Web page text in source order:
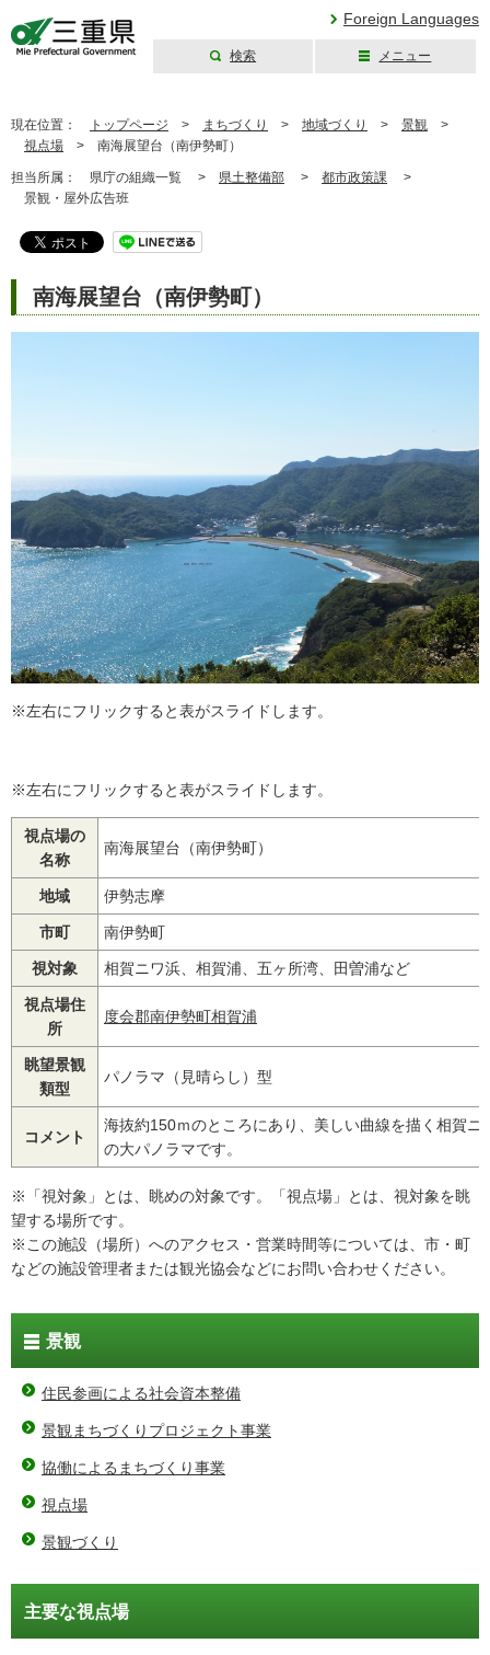
Foreign Languages
検索 メニュー
現在位置： トップページ > まちづくり > 地域づくり > 景観 >
視点場 > 南海展望台（南伊勢町）
担当所属： 県庁の組織一覧 > 県土整備部 > 都市政策課 >
景観・屋外広告班
南海展望台（南伊勢町）
※左右にフリックすると表がスライドします。
※左右にフリックすると表がスライドします。
視点場の
名称
南海展望台（南伊勢町）
地域 伊勢志摩
市町 南伊勢町
視対象 相賀ニワ浜、相賀浦、五ヶ所湾、田曽浦など
視点場住
所
度会郡南伊勢町相賀浦
眺望景観
類型
パノラマ（見晴らし）型
コメント
海抜約150ｍのところにあり、美しい曲線を描く相賀
の大パノラマです。
※「視対象」とは、眺めの対象です。「視点場」とは、視対象を眺
望する場所です。
※この施設（場所）へのアクセス・営業時間等については、市・町
などの施設管理者または観光協会などにお問い合わせください。
景観
住民参画による社会資本整備
景観まちづくりプロジェクト事業
協働によるまちづくり事業
視点場
景観づくり
主要な視点場